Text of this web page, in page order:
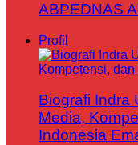
ABPEDNAS
Profil
Biografi Indra
Media,
Indonesia